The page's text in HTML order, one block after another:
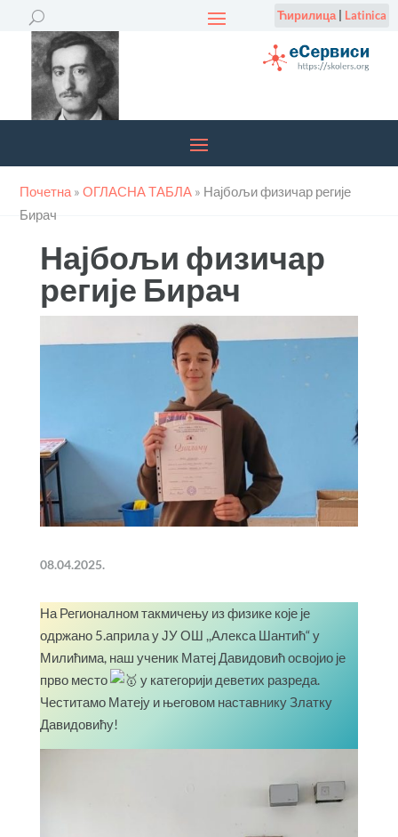
Ћирилица| Latinica
Почетна »ОГЛАСНА ТАБЛА » Најбољи физичар регије
Бирач
Најбољи физичар
регије Бирач
08.04.2025.
На Регионалном такмичењу из физике које је
одржано 5.априла у ЈУ ОШ ,,Алекса Шантић“ у
Милићима, наш ученик Матеј Давидовић освојио је
прво место
у категорији деветих разреда.
Честитамо Матеју и његовом наставнику Златку
Давидовићу!